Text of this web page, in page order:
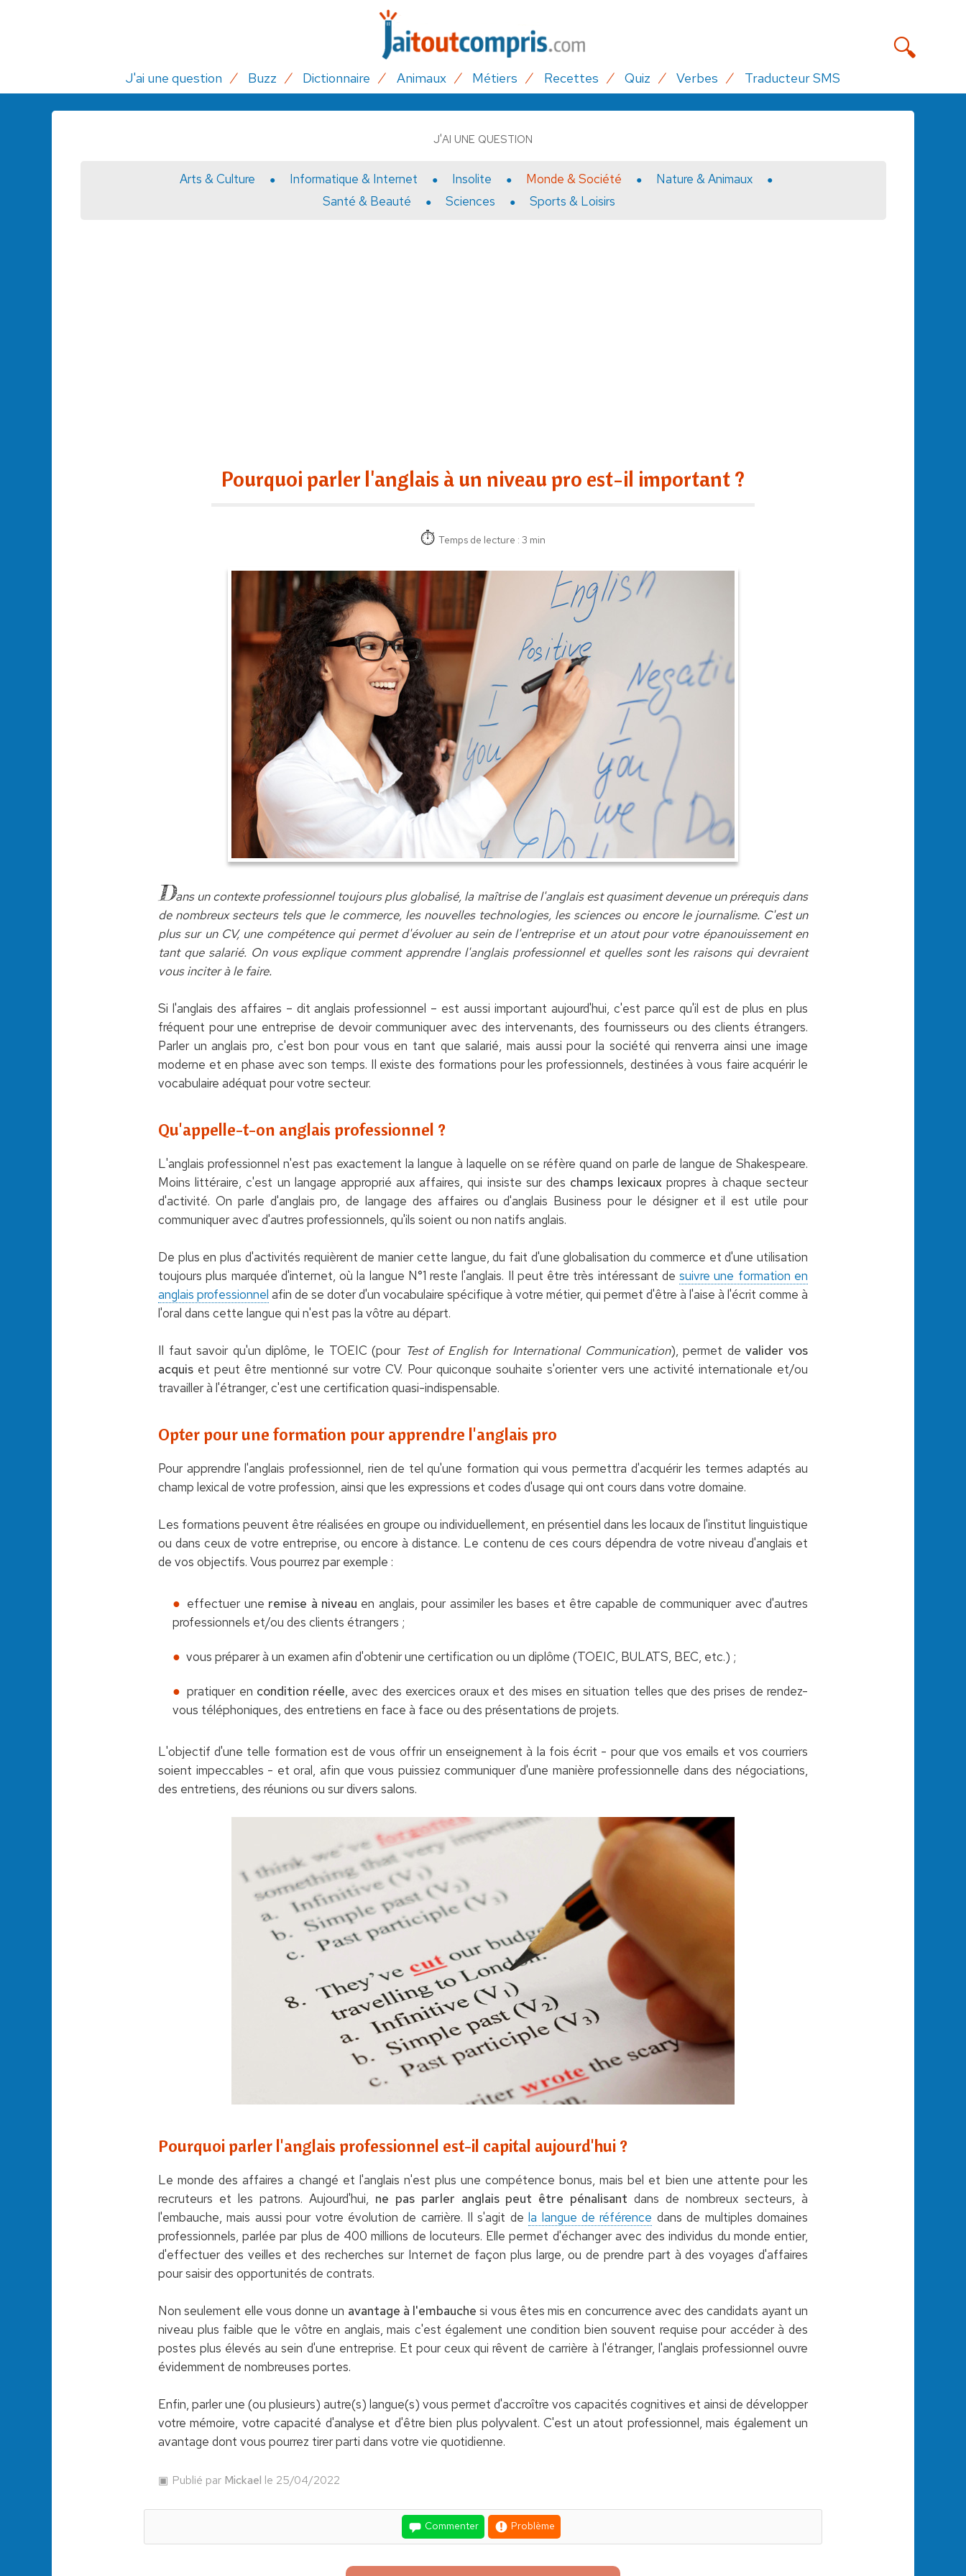
J'ai une question Buzz Dictionnaire Animaux Métiers Recettes Quiz Verbes Traducteur SMS
J'AI UNE QUESTION
Arts & Culture Informatique & Internet Insolite Monde & Société
Nature & Animaux
Santé & Beauté
Sciences Sports & Loisirs
Pourquoi parler l'anglais à un niveau pro est-il important ?
Temps de lecture : 3 min
Dans un contexte professionnel toujours plus globalisé, la maîtrise de l'anglais est quasiment devenue un prérequis dans
de nombreux secteurs tels que le commerce, les nouvelles technologies, les sciences ou encore le journalisme. C'est un
plus sur un CV, une compétence qui permet d'évoluer au sein de l'entreprise et un atout pour votre épanouissement en
tant que salarié. On vous explique comment apprendre l'anglais professionnel et quelles sont les raisons qui devraient
vous inciter à le faire.
Si l'anglais des affaires – dit anglais professionnel – est aussi important aujourd'hui, c'est parce qu'il est de plus en plus
fréquent pour une entreprise de devoir communiquer avec des intervenants, des fournisseurs ou des clients étrangers.
Parler un anglais pro, c'est bon pour vous en tant que salarié, mais aussi pour la société qui renverra ainsi une image
moderne et en phase avec son temps. Il existe des formations pour les professionnels, destinées à vous faire acquérir le
vocabulaire adéquat pour votre secteur.
Qu'appelle-t-on anglais professionnel ?
L'anglais professionnel n'est pas exactement la langue à laquelle on se réfère quand on parle de langue de Shakespeare.
Moins littéraire, c'est un langage approprié aux affaires, qui insiste sur des champs lexicaux propres à chaque secteur
d'activité. On parle d'anglais pro, de langage des affaires ou d'anglais Business pour le désigner et il est utile pour
communiquer avec d'autres professionnels, qu'ils soient ou non natifs anglais.
De plus en plus d'activités requièrent de manier cette langue, du fait d'une globalisation du commerce et d'une utilisation
toujours plus marquée d'internet, où la langue N°1 reste l'anglais. Il peut être très intéressant desuivre une formation en
anglais professionnel afin de se doter d'un vocabulaire spécifique à votre métier, qui permet d'être à l'aise à l'écrit comme à
l'oral dans cette langue qui n'est pas la vôtre au départ.
Il faut savoir qu'un diplôme, le TOEIC (pour Test of English for International Communication), permet devalider vos
acquis et peut être mentionné sur votre CV. Pour quiconque souhaite s'orienter vers une activité internationale et/ou
travailler à l'étranger, c'est une certification quasi-indispensable.
Opter pour une formation pour apprendre l'anglais pro
Pour apprendre l'anglais professionnel, rien de tel qu'une formation qui vous permettra d'acquérir les termes adaptés au
champ lexical de votre profession, ainsi que les expressions et codes d'usage qui ont cours dans votre domaine.
Les formations peuvent être réalisées en groupe ou individuellement, en présentiel dans les locaux de l'institut linguistique
ou dans ceux de votre entreprise, ou encore à distance. Le contenu de ces cours dépendra de votre niveau d'anglais et
de vos objectifs. Vous pourrez par exemple :
effectuer une remise à niveau en anglais, pour assimiler les bases et être capable de communiquer avec d'autres
professionnels et/ou des clients étrangers ;
vous préparer à un examen afin d'obtenir une certification ou un diplôme (TOEIC, BULATS, BEC, etc.) ;
pratiquer en condition réelle, avec des exercices oraux et des mises en situation telles que des prises de rendez-
vous téléphoniques, des entretiens en face à face ou des présentations de projets.
L'objectif d'une telle formation est de vous offrir un enseignement à la fois écrit - pour que vos emails et vos courriers
soient impeccables - et oral, afin que vous puissiez communiquer d'une manière professionnelle dans des négociations,
des entretiens, des réunions ou sur divers salons.
Pourquoi parler l'anglais professionnel est-il capital aujourd'hui ?
Le monde des affaires a changé et l'anglais n'est plus une compétence bonus, mais bel et bien une attente pour les
recruteurs et les patrons. Aujourd'hui, ne pas parler anglais peut être pénalisant dans de nombreux secteurs, à
l'embauche, mais aussi pour votre évolution de carrière. Il s'agit dela langue de référence dans de multiples domaines
professionnels, parlée par plus de 400 millions de locuteurs. Elle permet d'échanger avec des individus du monde entier,
d'effectuer des veilles et des recherches sur Internet de façon plus large, ou de prendre part à des voyages d'affaires
pour saisir des opportunités de contrats.
Non seulement elle vous donne un avantage à l'embauche si vous êtes mis en concurrence avec des candidats ayant un
niveau plus faible que le vôtre en anglais, mais c'est également une condition bien souvent requise pour accéder à des
postes plus élevés au sein d'une entreprise. Et pour ceux qui rêvent de carrière à l'étranger, l'anglais professionnel ouvre
évidemment de nombreuses portes.
Enfin, parler une (ou plusieurs) autre(s) langue(s) vous permet d'accroître vos capacités cognitives et ainsi de développer
votre mémoire, votre capacité d'analyse et d'être bien plus polyvalent. C'est un atout professionnel, mais également un
avantage dont vous pourrez tirer parti dans votre vie quotidienne.
Publié par Mickael le 25/04/2022
Commenter Problème